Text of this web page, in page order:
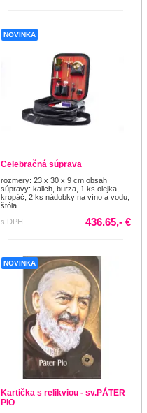
NOVINKA
Celebračná súprava
rozmery: 23 x 30 x 9 cm obsah
súpravy: kalich, burza, 1 ks olejka,
kropáč, 2 ks nádobky na víno a vodu,
štóla...
s DPH
436.65,- €
NOVINKA
Kartička s relikviou - sv.PÁTER
PIO